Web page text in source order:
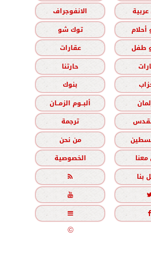
الانفوجراف
توك شو
طفل
عقارات
حارتنا
بنوك
ألبــوم الزمــان
ترجمة
من نحن
معنا
الخصوصية
بنا




جميع الحقوق محفوظة©